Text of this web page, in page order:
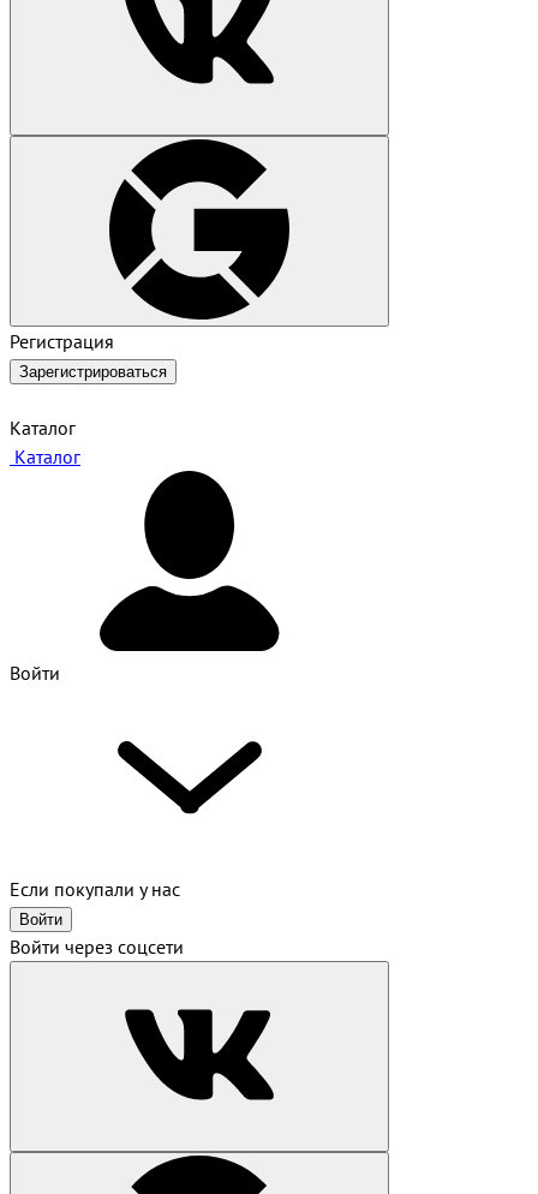
Регистрация
Зарегистрироваться
Каталог
Каталог
Войти
Если покупали у нас
Войти
Войти через соцсети